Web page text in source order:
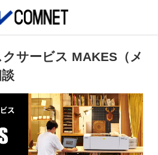
サービス MAKES（メ